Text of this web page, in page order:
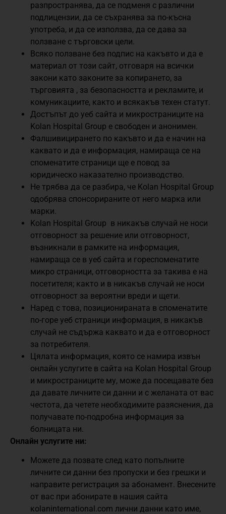
разпространява, да се подменя с различни
подлицензии, да се съхранява за по-късна
употреба, и да се използва, да се дава за
ползване с търговски цели.
Всяко ползване без подпис на какъвто и да е
материал от този сайт, отговаря на всички
закони като законите за копирането, за
търговията , за безопасността и рекламите, и
комуникациите, както и всякакъв техен статут.
Достъпът до уеб сайта и микространиците на
Kolan Hospital Group е свободен и анонимен.
Фалшивицирането по какъвто и да е начин на
каквато и да е информация, намираща се на
споменатите страници ще е повод за
юридическо наказателно производство.
Не трябва да се разбира, че Kolan Hospital Group
одобрява спонсорираните от него марка или
марки.
Kolan Hospital Group в никакъв случай не носи
отговорност за решение или отговорност,
възникнали в рамките на информация,
намираща се в уеб сайта и гореспоменатите
микро страници, отговорността за такива е на
посетителя; както и в никакъв случай не носи
отговорност за вероятни вреди и щети.
Наред с това, позиционираната в споменатите
по-горе уеб страници информация, в никакъв
случай не съдържа каквато и да е отговорност
за потребителя.
Цялата информация, която се намира извън
онлайн услугите в сайта на Kolan Hospital Group
и микространиците му, може да посещавате без
да давате личните си данни и с желаната от вас
честота, да четете необходимите разяснения, да
получавате по-подробна информация за
болницата ни.
Онлайн услугите ни:
Можете да позвате след като попълните
личните си данни без пропуски и без грешки и
направите регистрация за абонамент. Внесените
от вас при абонирате в нашия сайта
кolaninternational.com лични данни като име,